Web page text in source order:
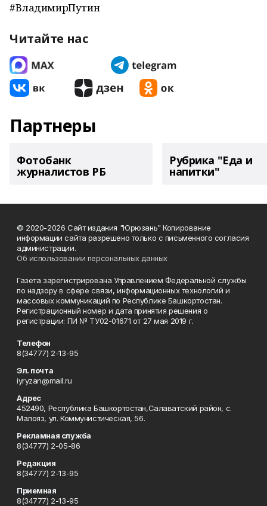
#ВладимирПутин
Читайте нас
Партнеры
Фотобанк
журналистов РБ
Рубрика "Еда и
напитки"
© 2020-2026 Сайт издания "Юрюзань" Копирование
информации сайта разрешено только с письменного согласия
администрации.
Об использовании персональных данных
Газета зарегистрирована Управлением Федеральной службы
по надзору в сфере связи, информационных технологий и
массовых коммуникаций по Республике Башкортостан.
Регистрационный номер и дата принятия решения о
регистрации: ПИ № ТУ02-01671 от 27 мая 2019 г.
Телефон
8(34777) 2-13-95
Эл. почта
iyryzan@mail.ru
Адрес
452490, Республика Башкортостан,Салаватский район, с.
Малояз, ул. Коммунистическая, 56.
Рекламная служба
8(34777) 2-05-86
Редакция
8(34777) 2-13-95
Приемная
8(34777) 2-13-95